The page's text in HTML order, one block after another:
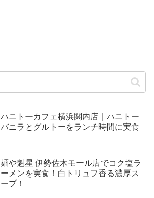
ハニトーカフェ横浜関内店｜ハニトー
バニラとグルトーをランチ時間に実食
麺や魁星 伊勢佐木モール店でコク塩ラ
ーメンを実食！白トリュフ香る濃厚ス
ープ！